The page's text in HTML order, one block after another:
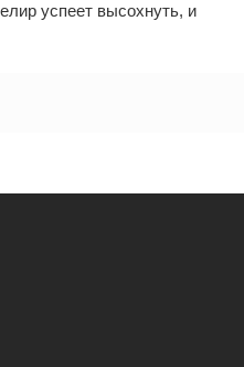
успеет высохнуть, и